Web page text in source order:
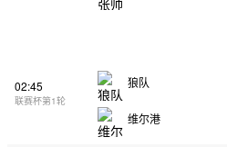
02:45
联赛杯第1轮
狼队
维尔港